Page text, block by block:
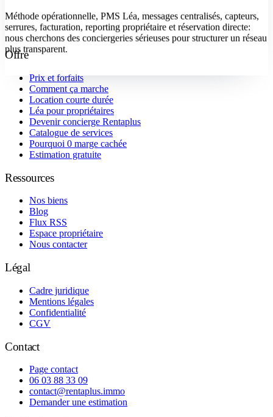
Méthode opérationnelle, PMS Léa, messages centralisés, capteurs,
serrures, facturation, reporting propriétaire et réservation directe:
nous cherchons des conciergeries sérieuses pour structurer un réseau
plus transparent.
Offre
Prix et forfaits
Comment ça marche
Location courte durée
Léa pour propriétaires
Devenir concierge Rentaplus
Catalogue de services
Pourquoi 0 marge cachée
Estimation gratuite
Ressources
Nos biens
Blog
Flux RSS
Espace propriétaire
Nous contacter
Légal
Cadre juridique
Mentions légales
Confidentialité
CGV
Contact
Page contact
06 03 88 33 09
contact@rentaplus.immo
Demander une estimation